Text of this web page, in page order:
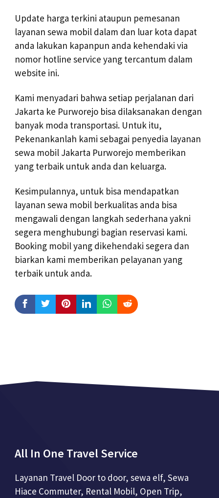
Update harga terkini ataupun pemesanan
layanan sewa mobil dalam dan luar kota dapat
anda lakukan kapanpun anda kehendaki via
nomor hotline service yang tercantum dalam
website ini.
Kami menyadari bahwa setiap perjalanan dari
Jakarta ke Purworejo bisa dilaksanakan dengan
banyak moda transportasi. Untuk itu,
Pekenankanlah kami sebagai penyedia layanan
sewa mobil Jakarta Purworejo memberikan
yang terbaik untuk anda dan keluarga.
Kesimpulannya, untuk bisa mendapatkan
layanan sewa mobil berkualitas anda bisa
mengawali dengan langkah sederhana yakni
segera menghubungi bagian reservasi kami.
Booking mobil yang dikehendaki segera dan
biarkan kami memberikan pelayanan yang
terbaik untuk anda.
All In One Travel Service
Layanan Travel Door to door, sewa elf, Sewa
Hiace Commuter, Rental Mobil, Open Trip,